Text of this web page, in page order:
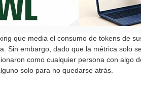
que media el consumo de tokens de
Sin embargo, dado que la métrica solo
como cualquier persona con algo
solo para no quedarse atrás.